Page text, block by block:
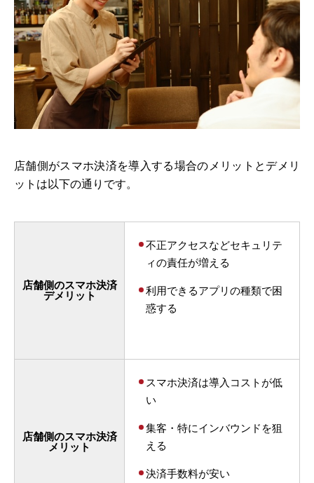
店舗側がスマホ決済を導入する場合のメリットとデメリ
ットは以下の通りです。
店舗側のスマホ決済
デメリット
不正アクセスなどセキュリテ
ィの責任が増える
利用できるアプリの種類で困
惑する
店舗側のスマホ決済
メリット
スマホ決済は導入コストが低
い
集客・特にインバウンドを狙
える
決済手数料が安い